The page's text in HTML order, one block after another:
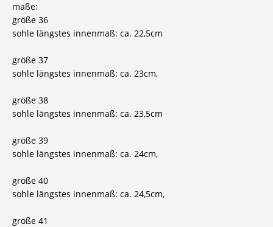
maße:
größe 36
sohle längstes innenmaß: ca. 22,5cm
größe 37
sohle längstes innenmaß: ca. 23cm,
größe 38
sohle längstes innenmaß: ca. 23,5cm
größe 39
sohle längstes innenmaß: ca. 24cm,
größe 40
sohle längstes innenmaß: ca. 24,5cm,
größe 41